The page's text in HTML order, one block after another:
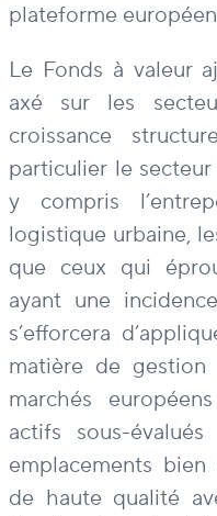
plateforme
Le Fonds à valeur
axé sur les
croissance
particulier le
y compris
logistique urbaine,
que ceux qui
ayant une
s’efforcera
matière de gestion
marchés
actifs sous-
emplacements
de haute qualité